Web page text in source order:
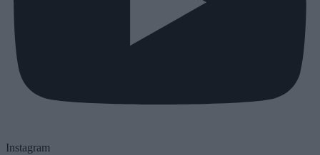
Instagram